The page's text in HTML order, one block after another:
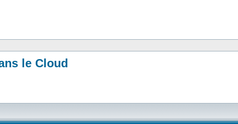
le Cloud